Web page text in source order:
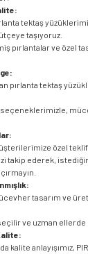
tektaş
taşıyoruz.
pırlantalar ve özel
pırlanta tektaş
özel
takip ederek,
tasarım ve
ve uzman
kalite anlayışımız,